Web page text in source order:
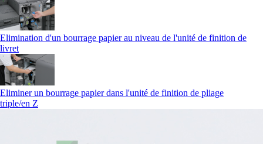
Elimination d'un bourrage papier au niveau de l'unité de finition de
livret
Eliminer un bourrage papier dans l'unité de finition de pliage
triple/en Z